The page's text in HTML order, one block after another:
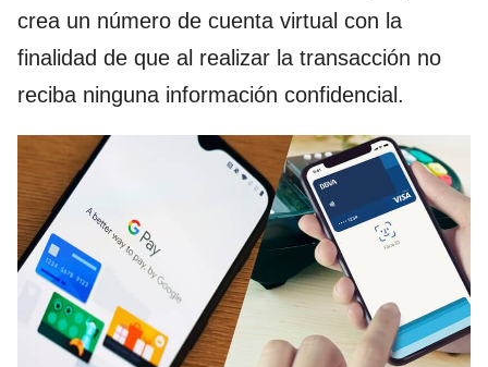
crea un número de cuenta virtual con la
finalidad de que al realizar la transacción no
reciba ninguna información confidencial.